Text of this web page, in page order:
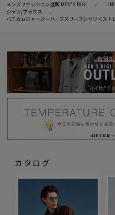
メンズファッション通販 MEN'S BIGI
シャツ/ブラウス
ハニカムジャージーハーフスリーブシャツ＜ス
カタログ